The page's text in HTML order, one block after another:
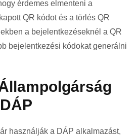
érdemes elmenteni a
QR kódot és a törlés QR
a bejelentkezéseknél a QR
bejelentkezési kódokat generálni
használják a DÁP alkalmazást,